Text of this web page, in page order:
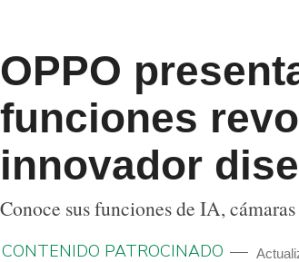
OPPO
funciones
innovador
Conoce sus funciones de IA,
CONTENIDO PATROCINADO